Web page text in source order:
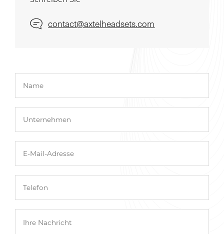
contact@axtelheadsets.com